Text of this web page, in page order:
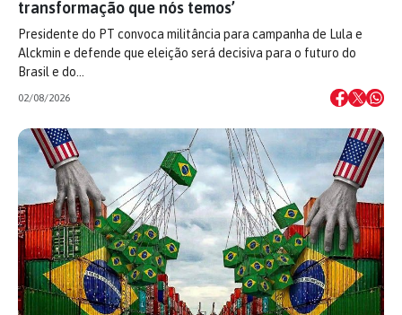
transformação que nós temos’
Presidente do PT convoca militância para campanha de Lula e
Alckmin e defende que eleição será decisiva para o futuro do
Brasil e do…
02/08/2026